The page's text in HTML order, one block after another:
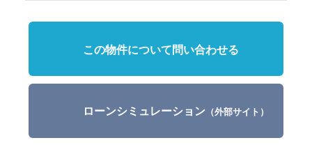
この物件について問い合わせる
ローンシミュレーション （外部サイト）